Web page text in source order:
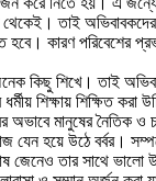
থেকেই। তাই
হবে। কারণ পরিবেশের
কিছু শিখে। তাই
শিক্ষায় শিক্ষিত
অভাবে মানুষের
যেন হয়ে উঠে বর্বর।
জেনেও তার সাথে ভালো